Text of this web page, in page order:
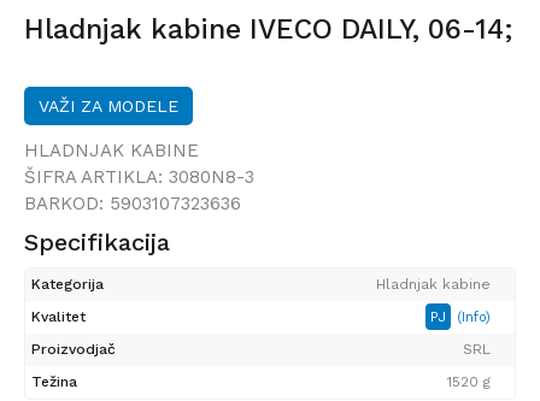
Hladnjak kabine IVECO DAILY, 06-14;
VAŽI ZA MODELE
HLADNJAK KABINE
ŠIFRA ARTIKLA: 3080N8-3
BARKOD: 5903107323636
Specifikacija
Kategorija
Hladnjak kabine
Kvalitet
PJ (Info)
Proizvodjač
SRL
Težina
1520 g